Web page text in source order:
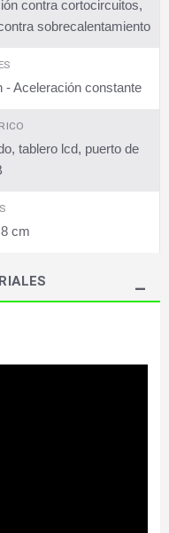
contra cortocircuitos,
sobrecalentamiento
- Aceleración constante
tablero lcd, puerto de
cm